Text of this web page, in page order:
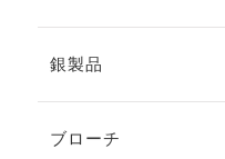
銀製品
ブローチ